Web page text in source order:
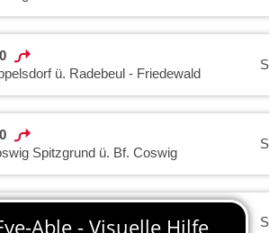
ü. Radebeul - Friedewald
Spitzgrund ü. Bf. Coswig